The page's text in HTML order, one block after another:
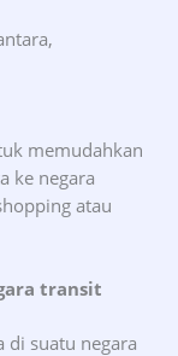
memudahkan
ke negara
atau
transit
di suatu negara